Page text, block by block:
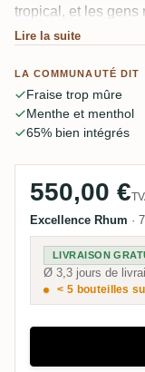
tropical, et les gens
fraise trop mûre,
présent que
la plupart trouvent
Lire la suite
LA COMMUNAUTÉ DIT
Fraise trop mûre
Menthe et menthol
65% bien intégrés
550,00 €
Excellence Rhum ·
LIVRAISON
Ø 3,3 jours de
< 5 bouteilles